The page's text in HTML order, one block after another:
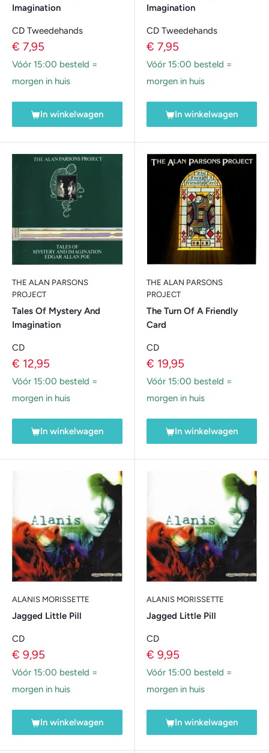
Imagination
CD Tweedehands
Verkoopprijs
€ 7,95
Vóór 15:00 besteld =
morgen in huis
In winkelwagen
Imagination
CD Tweedehands
Verkoopprijs
€ 7,95
Vóór 15:00 besteld =
morgen in huis
In winkelwagen
THE ALAN PARSONS
PROJECT
Tales Of Mystery And
Imagination
CD
Verkoopprijs
€ 12,95
Vóór 15:00 besteld =
morgen in huis
In winkelwagen
THE ALAN PARSONS
PROJECT
The Turn Of A Friendly
Card
CD
Verkoopprijs
€ 19,95
Vóór 15:00 besteld =
morgen in huis
In winkelwagen
ALANIS MORISSETTE
Jagged Little Pill
CD
Verkoopprijs
€ 9,95
Vóór 15:00 besteld =
morgen in huis
In winkelwagen
ALANIS MORISSETTE
Jagged Little Pill
CD
Verkoopprijs
€ 9,95
Vóór 15:00 besteld =
morgen in huis
In winkelwagen